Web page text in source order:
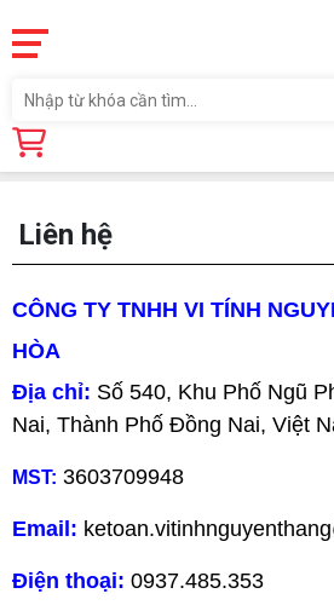
Trang chủ
Liên hệ
CÔNG TY TNHH VI TÍNH
HÒA​
Địa chỉ: Số 540, Khu Phố Ngũ
Nai, Thành Phố Đồng Nai, Việt
MST: 3603709948
Email:
Điện thoại: 0937.485.353